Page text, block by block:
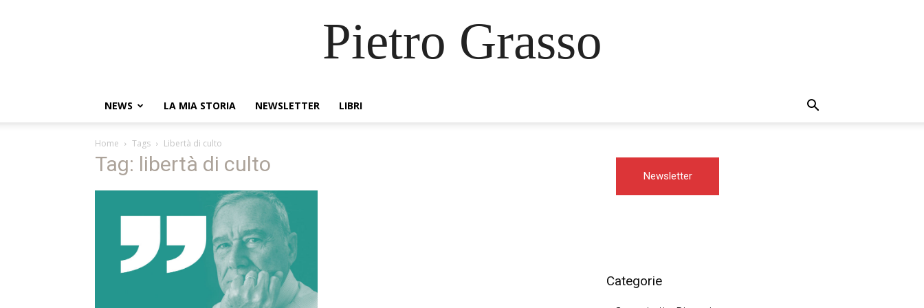
Pietro Grasso
NEWS LA MIA STORIA NEWSLETTER LIBRI
Home Tags Libertà di culto
Tag: libertà di culto
Newsletter
Categorie